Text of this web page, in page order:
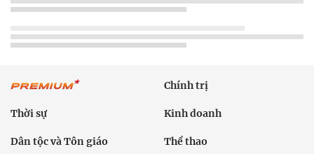
Chính trị
Thời sự Kinh doanh
Dân tộc và Tôn giáo Thể thao